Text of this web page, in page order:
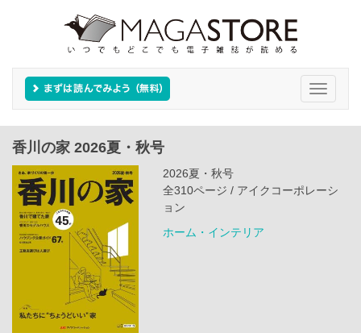
Toggle
香川の家 2026夏・秋号
2026夏・秋号
全310ページ / アイクコーポレーシ
ョン
ホーム・インテリア